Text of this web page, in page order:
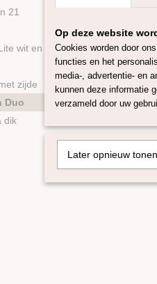
21
wit en
zijde
Duo
dik
Op deze website
Cookies worden door
functies en het
media-, advertentie- en
kunnen deze informatie
verzameld door uw
Later opnieuw tonen